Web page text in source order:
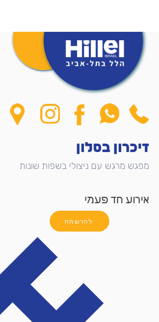
זיכרון בסלון
מפגש מרגש עם ניצולי בשפות שונות
אירוע חד פעמי
להרשמה